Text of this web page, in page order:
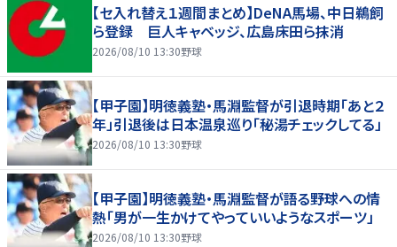
【セ入れ替え１週間まとめ】DeNA馬場、中日鵜飼
ら登録 巨人キャベッジ、広島床田ら抹消
2026/08/10 13:30野球
【甲子園】明徳義塾・馬淵監督が引退時期「あと２
年」引退後は日本温泉巡り「秘湯チェックしてる」
2026/08/10 13:30野球
【甲子園】明徳義塾・馬淵監督が語る野球への情
熱「男が一生かけてやっていいようなスポーツ」
2026/08/10 13:30野球